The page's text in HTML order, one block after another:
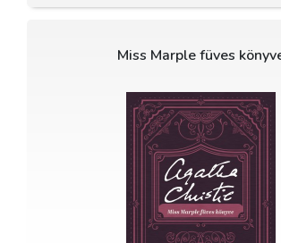
Miss Marple füves